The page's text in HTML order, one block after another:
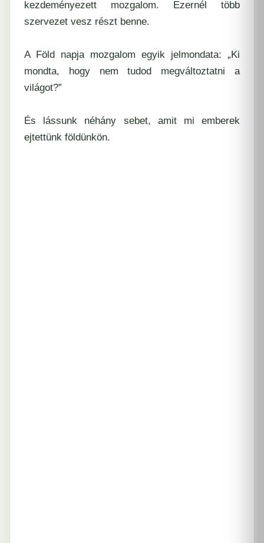
kezdeményezett mozgalom. Ezernél több
szervezet vesz részt benne.
A Föld napja mozgalom egyik jelmondata: „Ki
mondta, hogy nem tudod megváltoztatni a
világot?”
És lássunk néhány sebet, amit mi emberek
ejtettünk földünkön.